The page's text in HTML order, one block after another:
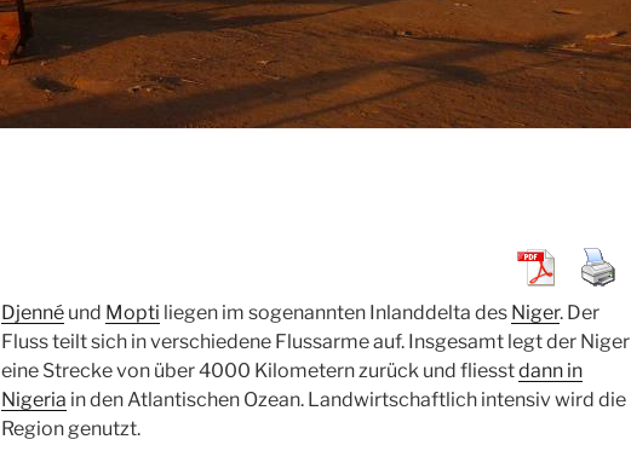
Djennéund Mopti liegen im sogenannten Inlanddelta des Niger. Der
Fluss teilt sich in verschiedene Flussarme auf. Insgesamt legt der Niger
eine Strecke von über 4000 Kilometern zurück und fliesstdann in
Nigeria in den Atlantischen Ozean. Landwirtschaftlich intensiv wird die
Region genutzt.